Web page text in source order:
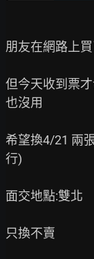
朋友在網路上
但今天收到票
也沒用
希望換4/21 兩
行)
面交地點:雙北
只換不賣